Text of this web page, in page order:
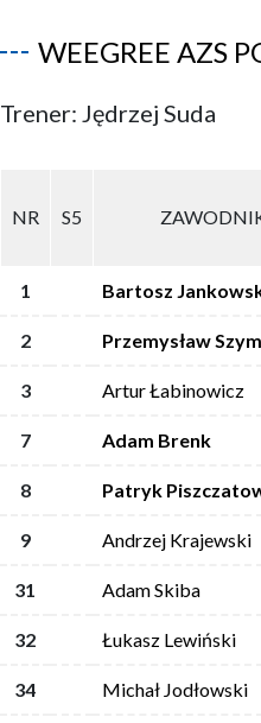
WEEGREE AZS
Trener: Jędrzej Suda
NR S5
1 Bartosz
2 Przemysław
3 Artur Łabinowicz
7 Adam Brenk
8 Patryk
9 Andrzej Krajewski
31 Adam Skiba
32 Łukasz Lewiński
34 Michał Jodłowski